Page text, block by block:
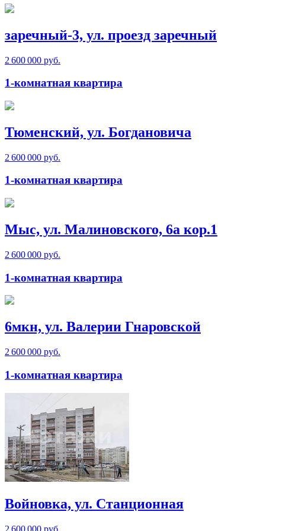
заречный-3, ул. проезд заречный
2 600 000 руб.
1-комнатная квартира
Тюменский, ул. Богдановича
2 600 000 руб.
1-комнатная квартира
Мыс, ул. Малиновского, 6а кор.1
2 600 000 руб.
1-комнатная квартира
6мкн, ул. Валерии Гнаровской
2 600 000 руб.
1-комнатная квартира
Войновка, ул. Станционная
2 600 000 руб.